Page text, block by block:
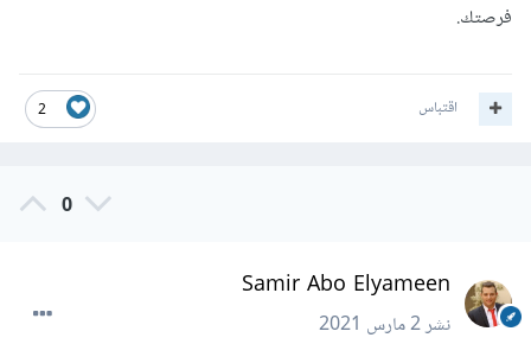
فرصتك.
2 اقتباس
0
Samir Abo Elyameen
نشر2 مارس 2021